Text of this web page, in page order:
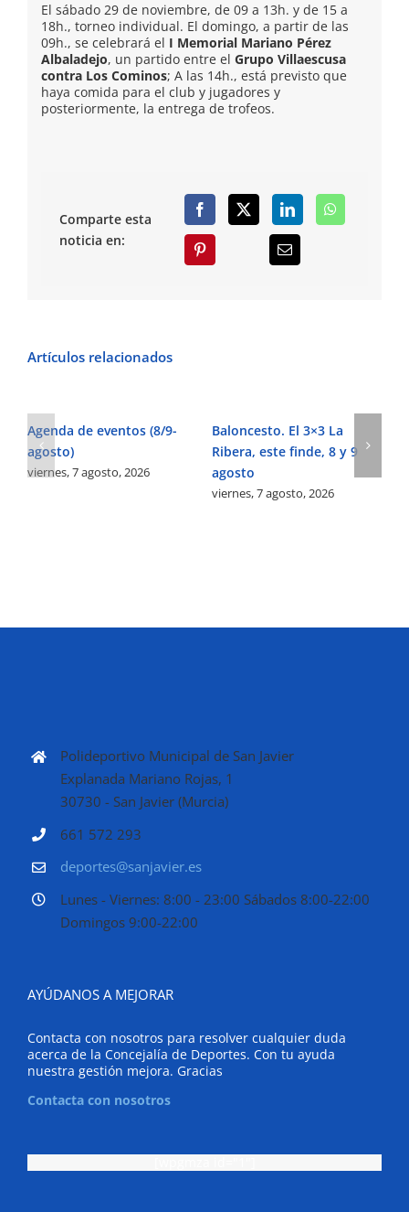
El sábado 29 de noviembre, de 09 a 13h. y de 15 a
18h., torneo individual. El domingo, a partir de las
09h., se celebrará el I Memorial Mariano Pérez
Albaladejo, un partido entre el Grupo Villaescusa
contra Los Cominos; A las 14h., está previsto que
haya comida para el club y jugadores y
posteriormente, la entrega de trofeos.
Comparte esta
noticia en:
Artículos relacionados
Agenda de eventos (8/9-
agosto)
viernes, 7 agosto, 2026
Baloncesto. El 3×3 La
Ribera, este finde, 8 y 9
agosto
viernes, 7 agosto, 2026
Polideportivo Municipal de San Javier
Explanada Mariano Rojas, 1
30730 - San Javier (Murcia)
661 572 293
deportes@sanjavier.es
Lunes - Viernes: 8:00 - 23:00 Sábados 8:00-22:00
Domingos 9:00-22:00
AYÚDANOS A MEJORAR
Contacta con nosotros para resolver cualquier duda
acerca de la Concejalía de Deportes. Con tu ayuda
nuestra gestión mejora. Gracias
Contacta con nosotros